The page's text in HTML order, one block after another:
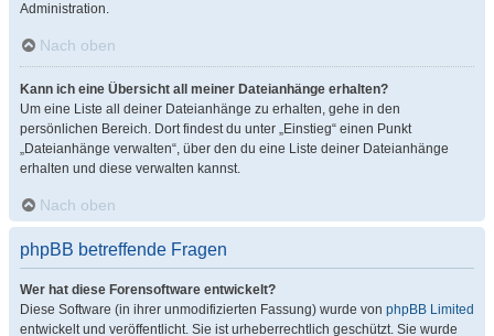
Administration.
Nach oben
Kann ich eine Übersicht all meiner Dateianhänge erhalten?
Um eine Liste all deiner Dateianhänge zu erhalten, gehe in den
persönlichen Bereich. Dort findest du unter „Einstieg“ einen Punkt
„Dateianhänge verwalten“, über den du eine Liste deiner Dateianhänge
erhalten und diese verwalten kannst.
Nach oben
phpBB betreffende Fragen
Wer hat diese Forensoftware entwickelt?
Diese Software (in ihrer unmodifizierten Fassung) wurde von phpBB Limited
entwickelt und veröffentlicht. Sie ist urheberrechtlich geschützt. Sie wurde